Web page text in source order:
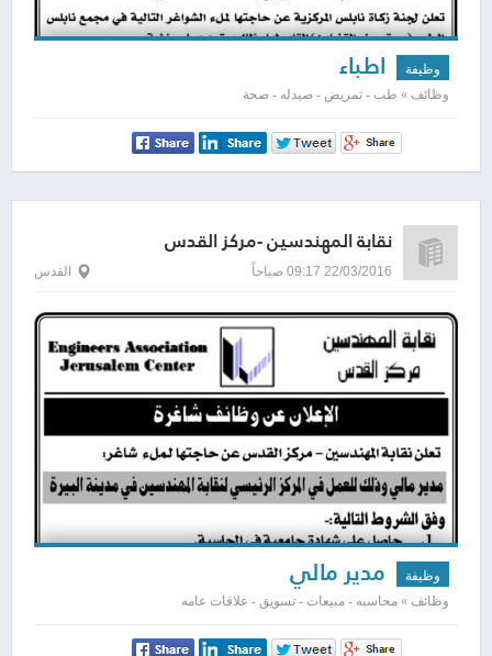
وظيفة اطباء
وظائف » طب - تمريض - صيدله - صحة
نقابة المهندسين -مركز القدس
22/03/2016 09:17 صباحاً القدس
وظيفة مدير مالي
وظائف » محاسبه - مبيعات - تسويق - علاقات عامه